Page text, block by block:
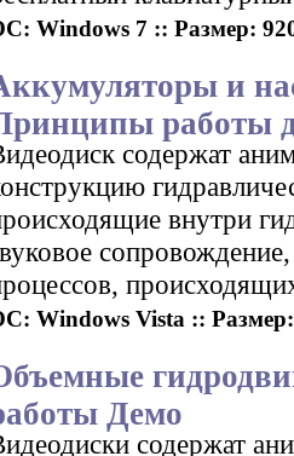
Windows 7 :: Размер:
и
работы
содержат
внутри
Windows Vista ::
Демо
содержат